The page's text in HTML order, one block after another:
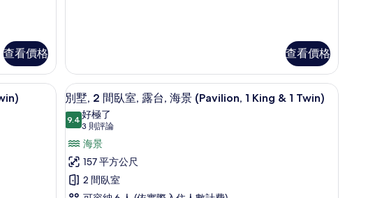
查看價格
景
(2
Kings
&
1
Twin)
的
所
間
室,
露
台,
海
景
(2
Kings
&
查看價格
、遮光布/窗簾、隔音
顯
示
別
墅,
2
間
別墅, 2 間臥室, 露台, 海景 (Pavilion, 1 King & 1
6
別墅, 2 間臥室, 露台, 海景 (Pavilion, 1 King & 1 Twin)
9.49.4 分，滿分 10 分
好極了
3 則評論
(3
則
評
論)
海景
157 平方公尺
2 間臥室